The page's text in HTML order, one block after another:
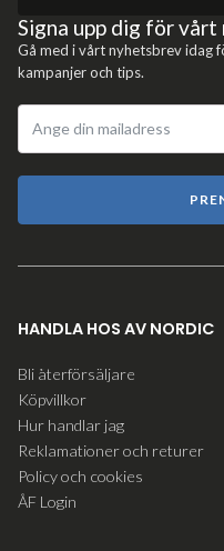
Signa upp dig för
Gå med i vårt nyhetsbrev idag
kampanjer och tips.
HANDLA HOS AV NORDIC
Bli återförsäljare
Köpvillkor
Hur handlar jag
Reklamationer och returer
Policy och cookies
ÅF Login